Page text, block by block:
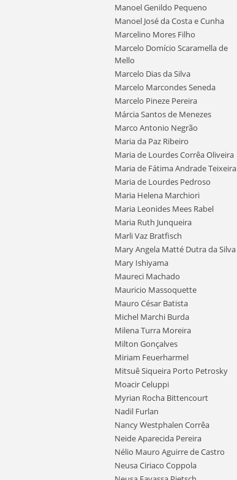
Manoel Genildo Pequeno
Manoel José da Costa e Cunha
Marcelino Mores Filho
Marcelo Domício Scaramella de
Mello
Marcelo Dias da Silva
Marcelo Marcondes Seneda
Marcelo Pineze Pereira
Márcia Santos de Menezes
Marco Antonio Negrão
Maria da Paz Ribeiro
Maria de Lourdes Corrêa Oliveira
Maria de Fátima Andrade Teixeira
Maria de Lourdes Pedroso
Maria Helena Marchiori
Maria Leonides Mees Rabel
Maria Ruth Junqueira
Marli Vaz Bratfisch
Mary Angela Matté Dutra da Silva
Mary Ishiyama
Maureci Machado
Mauricio Massoquette
Mauro César Batista
Michel Marchi Burda
Milena Turra Moreira
Milton Gonçalves
Miriam Feuerharmel
Mitsuê Siqueira Porto Petrosky
Moacir Celuppi
Myrian Rocha Bittencourt
Nadil Furlan
Nancy Westphalen Corrêa
Neide Aparecida Pereira
Nélio Mauro Aguirre de Castro
Neusa Ciriaco Coppola